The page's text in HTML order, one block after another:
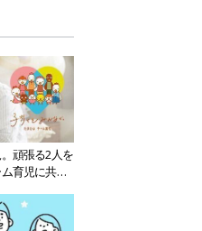
頑張る2人を
育児に共感